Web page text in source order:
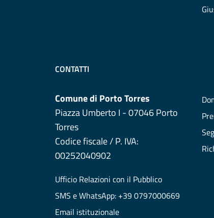
CONTATTI
Comune di Porto Torres
Piazza Umberto I - 07046 Porto
Torres
Codice fiscale / P. IVA:
00252040902
Ufficio Relazioni con il Pubblico
SMS e WhatsApp: +39 0797000669
Email istituzionale